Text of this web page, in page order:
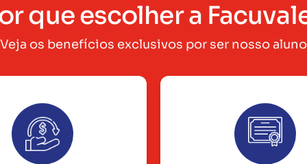
que escolher a
Veja os benefícios exclusivos por ser nosso aluno